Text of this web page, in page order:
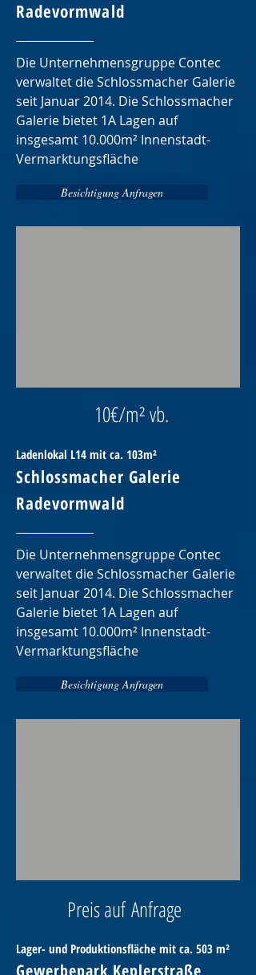
Radevormwald
Die Unternehmensgruppe Contec
verwaltet die Schlossmacher Galerie
seit Januar 2014. Die Schlossmacher
Galerie bietet 1A Lagen auf
insgesamt 10.000m² Innenstadt-
Vermarktungsfläche
Besichtigung Anfragen
10€/m² vb.
Ladenlokal L14 mit ca. 103m²
Schlossmacher Galerie
Radevormwald
Die Unternehmensgruppe Contec
verwaltet die Schlossmacher Galerie
seit Januar 2014. Die Schlossmacher
Galerie bietet 1A Lagen auf
insgesamt 10.000m² Innenstadt-
Vermarktungsfläche
Besichtigung Anfragen
Preis aufAnfrage
Lager- und Produktionsfläche mit ca. 503 m²
Gewerbepark Keplerstraße